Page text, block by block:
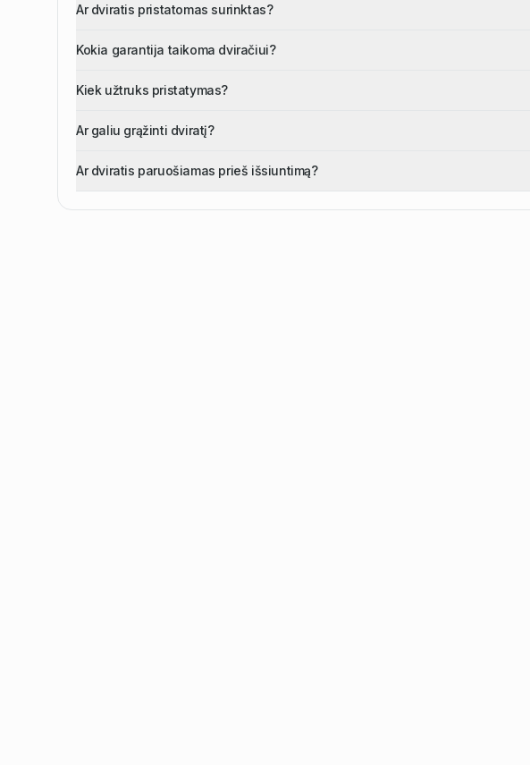
Ar dviratis pristatomas surinktas?
Kokia garantija taikoma dviračiui?
Kiek užtruks pristatymas?
Ar galiu grąžinti dviratį?
Ar dviratis paruošiamas prieš išsiuntimą?